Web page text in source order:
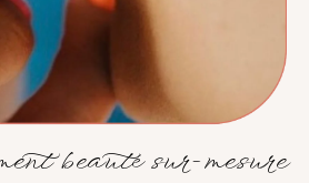
beauté sur-mesure